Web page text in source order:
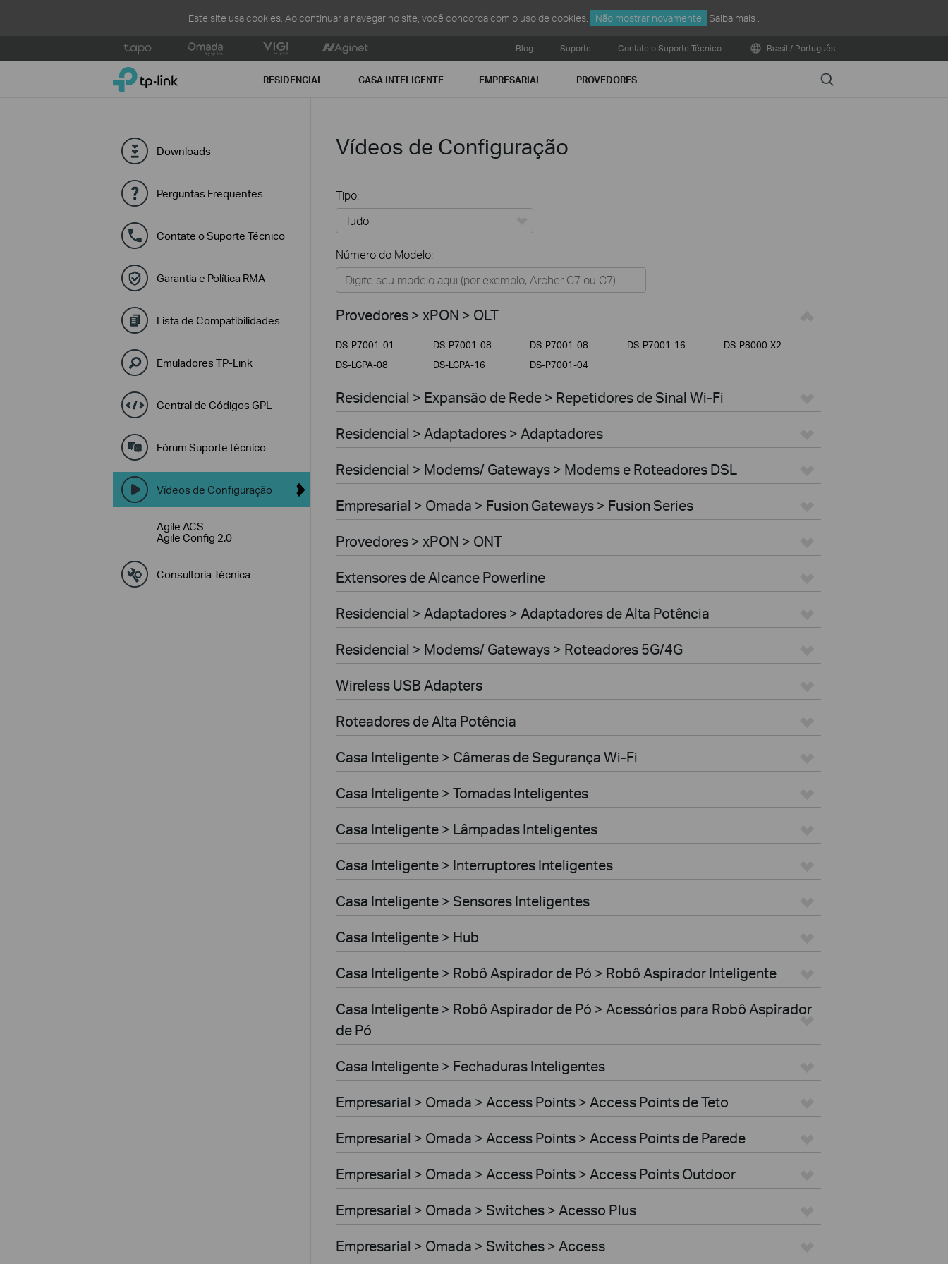
Este site usa cookies. Ao continuar a navegar no site, você concorda com o uso de cookies. Não mostrar novamente Saiba mais
to
Blog Suporte Contate o Suporte Técnico Brasil / Português
TP-Link, Reliably Smart RESIDENCIAL CASA INTELIGENTE EMPRESARIAL PROVEDORES Search
Downloads
Perguntas Frequentes
Contate o Suporte Técnico
Garantia e Política RMA
Lista de Compatibilidades
Emuladores TP-Link
Central de Códigos GPL
Fórum Suporte técnico
Vídeos de Configuração
Agile ACS
Agile Config 2.0
Consultoria Técnica
Vídeos de Configuração
Tipo:
Residencial
Casa Inteligente
Empresarial
Provedores
Número do Modelo:
Provedores > xPON > OLT
DS-P7001-01 DS-P7001-08 DS-P7001-08 DS-P7001-16
DS-P8000-X2
DS-LGPA-08
DS-LGPA-16 DS-P7001-04
Residencial > Expansão de Rede > Repetidores de Sinal Wi-Fi
Residencial > Adaptadores > Adaptadores
Residencial > Modems/ Gateways > Modems e Roteadores DSL
Empresarial > Omada > Fusion Gateways > Fusion Series
Provedores > xPON > ONT
Extensores de Alcance Powerline
Residencial > Adaptadores > Adaptadores de Alta Potência
Residencial > Modems/ Gateways > Roteadores 5G/4G
Wireless USB Adapters
Roteadores de Alta Potência
Casa Inteligente > Câmeras de Segurança Wi-Fi
Casa Inteligente > Tomadas Inteligentes
Casa Inteligente > Lâmpadas Inteligentes
Casa Inteligente > Interruptores Inteligentes
Casa Inteligente > Sensores Inteligentes
Casa Inteligente > Hub
Casa Inteligente > Robô Aspirador de Pó > Robô Aspirador Inteligente
Casa Inteligente > Robô Aspirador de Pó > Acessórios para Robô Aspirador
de Pó
Casa Inteligente > Fechaduras Inteligentes
Empresarial > Omada > Access Points > Access Points de Teto
Empresarial > Omada > Access Points > Access Points de Parede
Empresarial > Omada > Access Points > Access Points Outdoor
Empresarial > Omada > Switches > Acesso Plus
Empresarial > Omada > Switches > Access